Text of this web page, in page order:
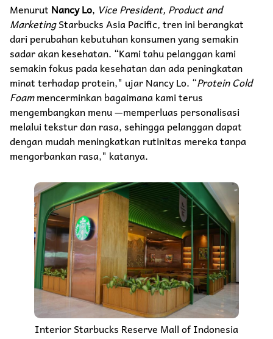
Menurut Nancy Lo, Vice President, Product and
MarketingStarbucks Asia Pacific, tren ini berangkat
dari perubahan kebutuhan konsumen yang semakin
sadar akan kesehatan. “Kami tahu pelanggan kami
semakin fokus pada kesehatan dan ada peningkatan
minat terhadap protein," ujar Nancy Lo. “Protein Cold
Foammencerminkan bagaimana kami terus
mengembangkan menu —memperluas personalisasi
melalui tekstur dan rasa, sehingga pelanggan dapat
dengan mudah meningkatkan rutinitas mereka tanpa
mengorbankan rasa," katanya.
Interior Starbucks Reserve Mall of Indonesia